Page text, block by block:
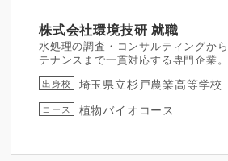
株式会社環境技研 就職
水処理の調査・コンサルティングか
テナンスまで一貫対応する専門企業。
出身校 埼玉県立杉戸農業高等学校
コース 植物バイオコース